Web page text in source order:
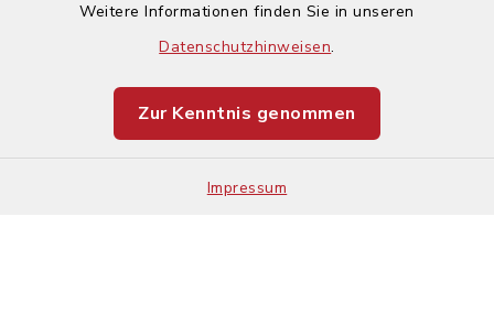
Weitere Informationen finden Sie in unseren
Datenschutzhinweisen.
Zur Kenntnis genommen
Impressum
Barrierefreiheit
Impressum
Sitemap